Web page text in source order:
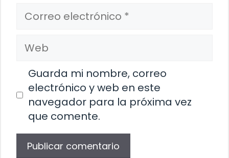
Correo
electrónico
Web
Guarda mi nombre, correo
electrónico y web en este
navegador para la próxima vez
que comente.